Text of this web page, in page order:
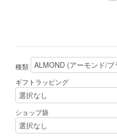
種類
ギフトラッピング
ショップ袋